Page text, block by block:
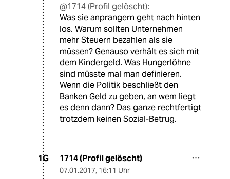
@1714 (Profil gelöscht):
Was sie anprangern geht nach hinten
los. Warum sollten Unternehmen
mehr Steuern bezahlen als sie
müssen? Genauso verhält es sich mit
dem Kindergeld. Was Hungerlöhne
sind müsste mal man definieren.
Wenn die Politik beschließt den
Banken Geld zu geben, an wem liegt
es denn dann? Das ganze rechtfertigt
trotzdem keinen Sozial-Betrug.
1G 1714 (Profil gelöscht)
07.01.2017, 16:11 Uhr